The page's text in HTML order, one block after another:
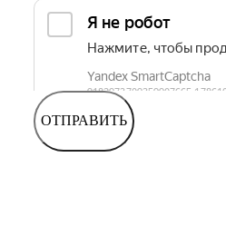
ОТПРАВИТЬ